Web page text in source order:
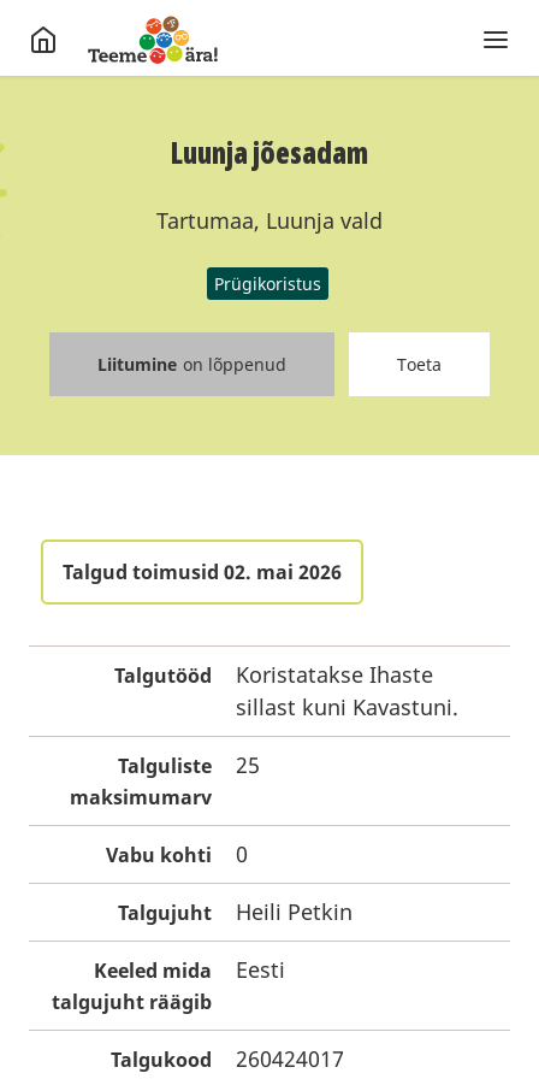
Luunja jõesadam
Tartumaa, Luunja vald
Prügikoristus
Liitumine on lõppenud Toeta
Talgud toimusid 02. mai 2026
Talgutööd
Koristatakse Ihaste
sillast kuni Kavastuni.
Talguliste
maksimumarv
25
Vabu kohti 0
Talgujuht Heili Petkin
Keeled mida
talgujuht räägib
Eesti
Talgukood 260424017